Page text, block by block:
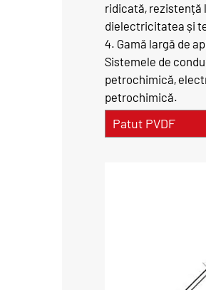
ridicată, rezistență
dielectricitatea și
4. Gamă largă de
Sistemele de
petrochimică,
petrochimică.
Patut PVDF